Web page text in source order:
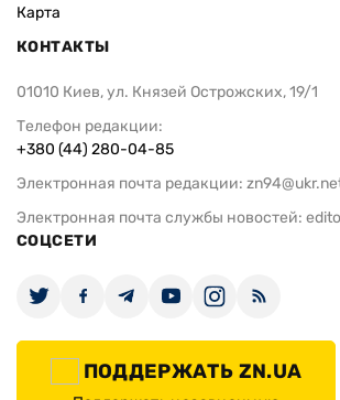
Карта
КОНТАКТЫ
01010 Киев, ул. Князей Острожских, 19/1
Телефон редакции:
+380 (44) 280-04-85
Электронная почта редакции:
Электронная почта службы новостей:
СОЦСЕТИ
ПОДДЕРЖАТЬ ZN.UA